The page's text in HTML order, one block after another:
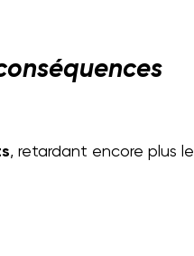
, retardant encore plus le